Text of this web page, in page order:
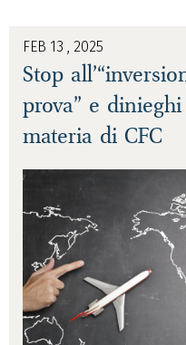
FEB 13 , 2025
Stop
prova” e
materia di CFC